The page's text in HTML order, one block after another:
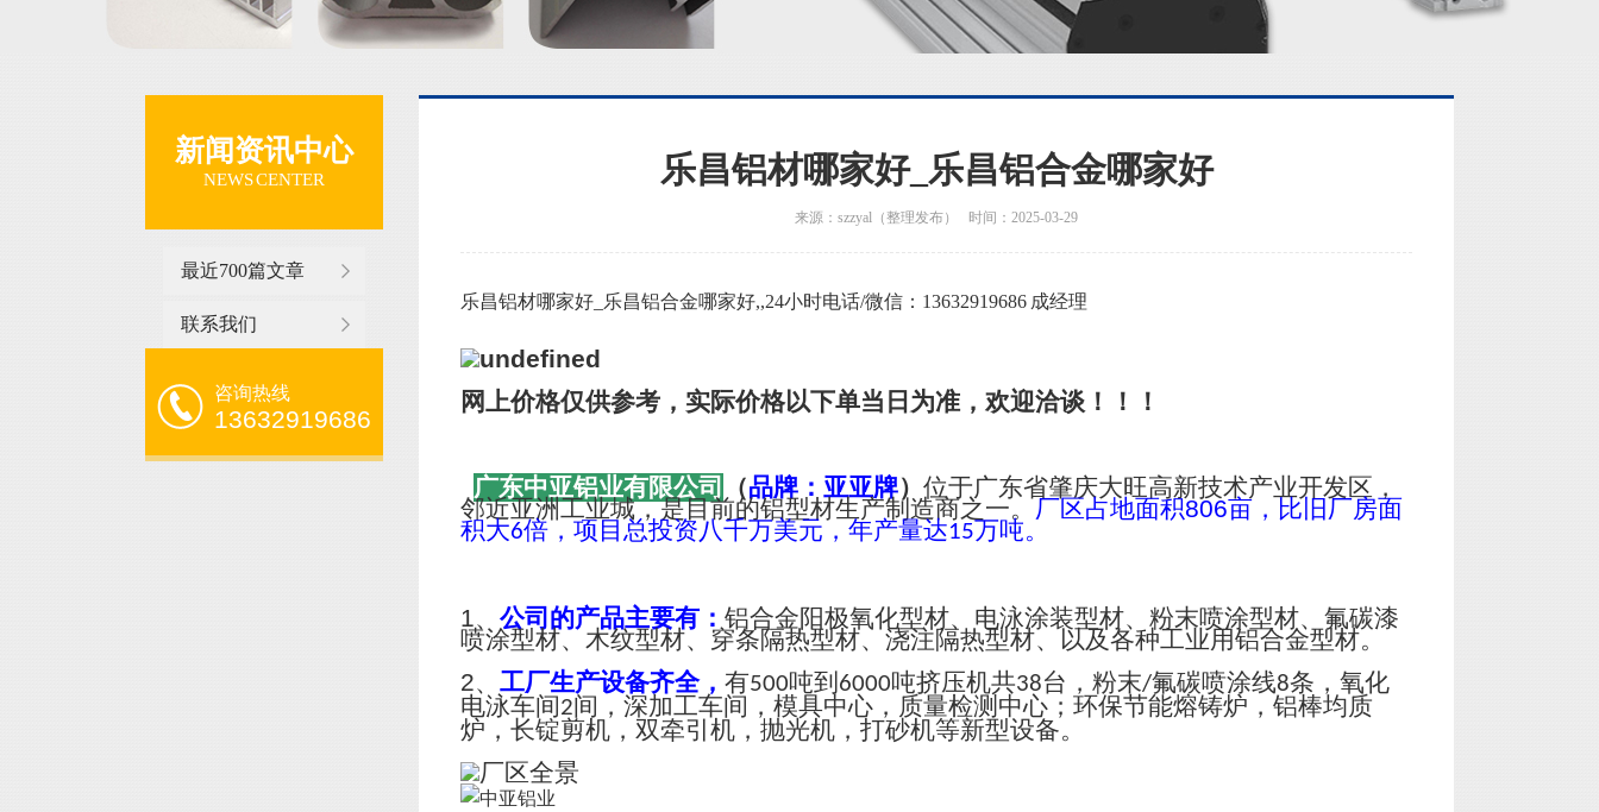
新闻资讯中心
NEWS CENTER
最近700篇文章
联系我们
咨询热线
13632919686
乐昌铝材哪家好_乐昌铝合金哪家好
来源：szzyal（整理发布） 时间：2025-03-29
乐昌铝材哪家好_乐昌铝合金哪家好,,24小时电话/微信：13632919686 成经理
网上价格仅供参考，实际价格以下单当日为准，欢迎洽谈！！！
广东中亚铝业有限公司 （品牌：亚亚牌） 位于广东省肇庆大旺高新技术产业开发区，
邻近亚洲工业城，是目前的铝型材生产制造商之一。厂区占地面积806亩，比旧厂房面
积大6倍，项目总投资八千万美元，年产量达15万吨。
1、 公司的产品主要有： 铝合金阳极氧化型材、电泳涂装型材、粉末喷涂型材、氟碳漆
喷涂型材、木纹型材、穿条隔热型材、浇注隔热型材、以及各种工业用铝合金型材。
2、 工厂生产设备齐全， 有500吨到 6000吨挤压机共38台，粉末/氟碳喷涂线8条，氧化
电泳车间2间，深加工车间，模具中心，质量检测中心；环保节能熔铸炉，铝棒均质
炉，长锭剪机，双牵引机，抛光机，打砂机等新型设备。